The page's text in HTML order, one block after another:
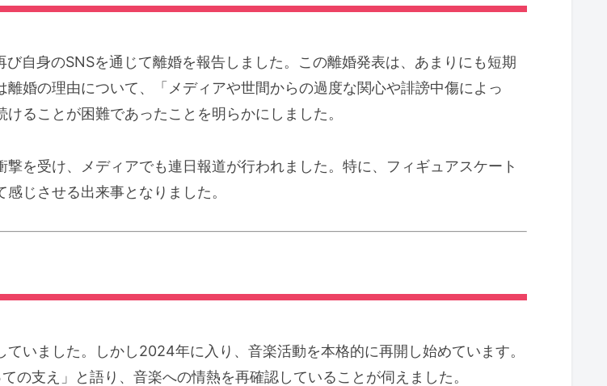
自身のSNSを通じて離婚を報告しました。この離婚発表は、あまりにも短期
婚の理由について、「メディアや世間からの過度な関心や誹謗中傷によっ
ることが困難であったことを明らかにしました。
を受け、メディアでも連日報道が行われました。特に、フィギュアスケート
じさせる出来事となりました。
いました。しかし2024年に入り、音楽活動を本格的に再開し始めています。
支え」と語り、音楽への情熱を再確認していることが伺えました。